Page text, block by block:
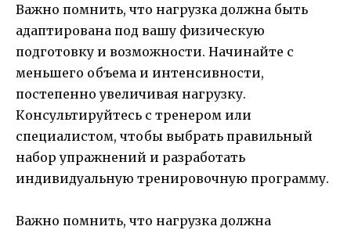
Важно помнить, что нагрузка должна быть
адаптирована под вашу физическую
подготовку и возможности. Начинайте с
меньшего объема и интенсивности,
постепенно увеличивая нагрузку.
Консультируйтесь с тренером или
специалистом, чтобы выбрать правильный
набор упражнений и разработать
индивидуальную тренировочную программу.
Важно помнить, что нагрузка должна